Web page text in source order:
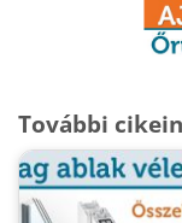
További